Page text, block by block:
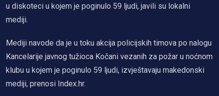
u diskoteci u kojem je poginulo 59 ljudi, javili su lokalni
mediji.
Mediji navode da je u toku akcija policijskih timova po nalogu
Kancelarije javnog tužioca Kočani vezanih za požar u noćnom
klubu u kojem je poginulo 59 ljudi, izvještavaju makedonski
mediji, prenosi Index.hr.